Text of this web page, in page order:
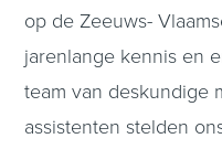
op de Zeeuws-
jarenlange kennis en
team van deskundige
assistenten stelden